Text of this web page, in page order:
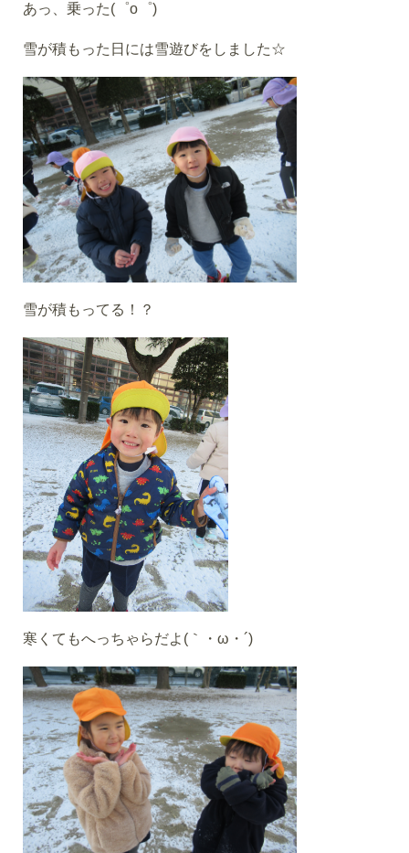
あっ、乗った(゜o゜)
雪が積もった日には雪遊びをしました☆
雪が積もってる！？
寒くてもへっちゃらだよ(｀・ω・´)